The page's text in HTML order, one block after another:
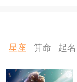
星座 算命 起名